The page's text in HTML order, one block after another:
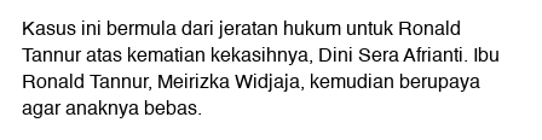
Kasus ini bermula dari jeratan hukum untuk Ronald
Tannur atas kematian kekasihnya, Dini Sera Afrianti. Ibu
Ronald Tannur, Meirizka Widjaja, kemudian berupaya
agar anaknya bebas.